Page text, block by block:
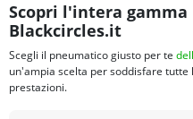
Scopri l'intera gamma
Blackcircles.it
Scegli il pneumatico giusto per te
un'ampia scelta per soddisfare tutte
prestazioni.